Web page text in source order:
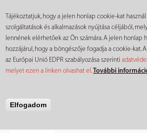
Tájékoztatjuk, hogy a jelen honlap cookie-kat
szolgáltatások és alkalmazások nyújtása céljából,
lennének elérhetőek az Ön számára. A jelen honlap
hozzájárul, hogy a böngészője fogadja a cookie-kat.
az Európai Unió EDPR szabályozása szerinti
melyet ezen a linken olvashat el.További
Elfogadom